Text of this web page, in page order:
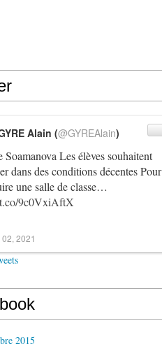
Soamanova Les élèves souhaitent
dans des conditions décentes Pour
une salle de classe…
9c0VxiAftX
Alain (@GYREAlain)
2021
2015